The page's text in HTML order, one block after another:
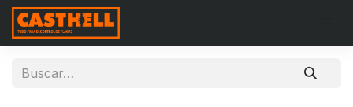
Ir al contenido